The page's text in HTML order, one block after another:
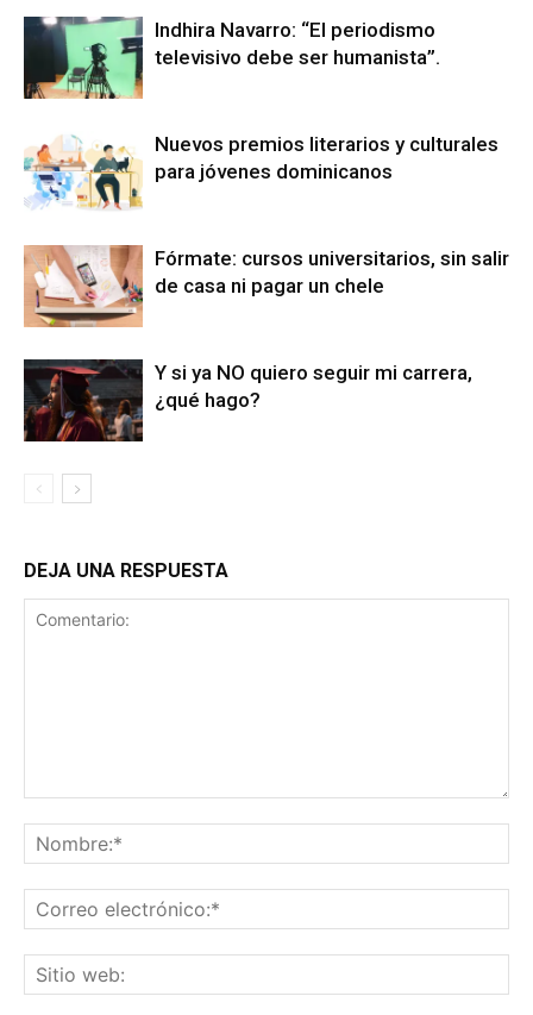
Indhira Navarro: “El periodismo
televisivo debe ser humanista”.
Nuevos premios literarios y culturales
para jóvenes dominicanos
Fórmate: cursos universitarios, sin salir
de casa ni pagar un chele
Y si ya NO quiero seguir mi carrera,
¿qué hago?
DEJA UNA RESPUESTA